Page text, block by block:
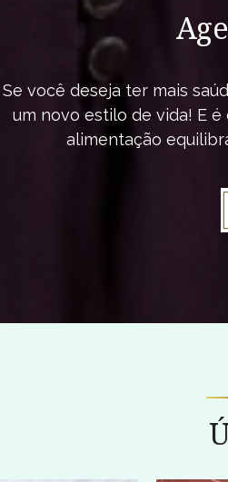
Se você deseja ter mais
um novo estilo de vida! E
alimentação